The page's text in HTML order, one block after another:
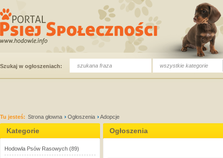
Szukaj w ogłoszeniach: wszystkie kategorie
Tu jesteś: Strona głowna Ogłoszenia Adopcje
Kategorie
Hodowla Psów Rasowych (89)
Ogłoszenia